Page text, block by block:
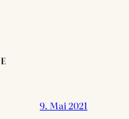
9. Mai 2021